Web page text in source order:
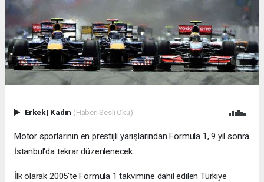
Erkek| Kadın (Haberi Sesli Oku)
Motor sporlarının en prestijli yarışlarından Formula 1, 9 yıl sonra
İstanbul'da tekrar düzenlenecek.
İlk olarak 2005'te Formula 1 takvimine dahil edilen Türkiye